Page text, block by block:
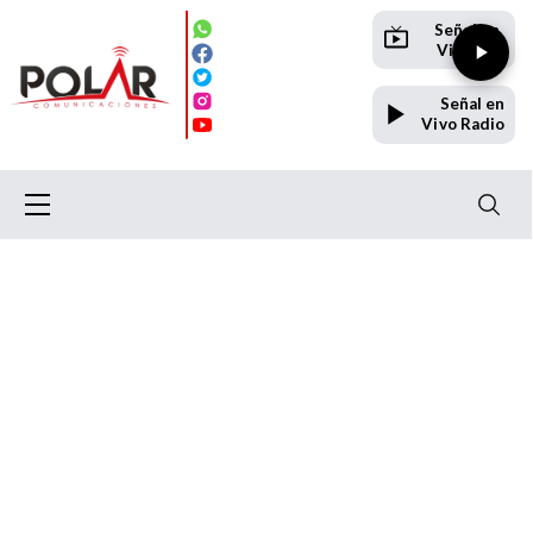
Señal en
Vivo TV
Señal en
Vivo Radio